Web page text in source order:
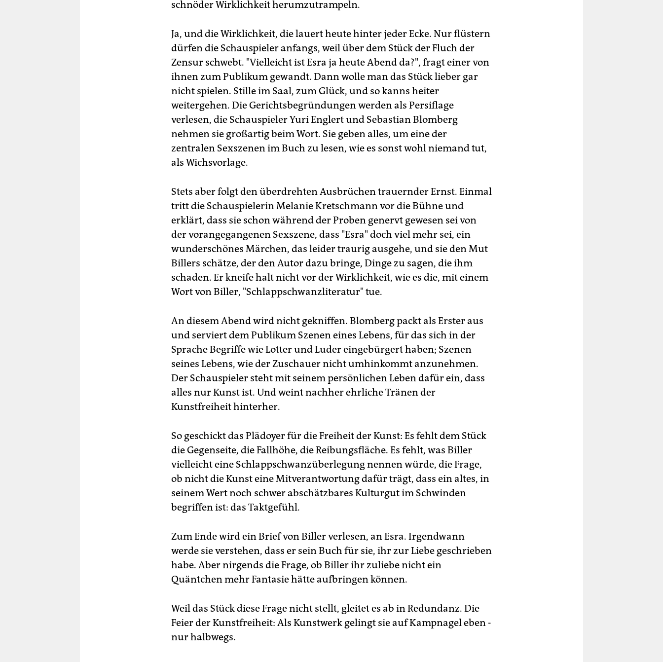
schnöder Wirklichkeit herumzutrampeln.
Ja, und die Wirklichkeit, die lauert heute hinter jeder Ecke. Nur flüstern
dürfen die Schauspieler anfangs, weil über dem Stück der Fluch der
Zensur schwebt. "Vielleicht ist Esra ja heute Abend da?", fragt einer von
ihnen zum Publikum gewandt. Dann wolle man das Stück lieber gar
nicht spielen. Stille im Saal, zum Glück, und so kanns heiter
weitergehen. Die Gerichtsbegründungen werden als Persiflage
verlesen, die Schauspieler Yuri Englert und Sebastian Blomberg
nehmen sie großartig beim Wort. Sie geben alles, um eine der
zentralen Sexszenen im Buch zu lesen, wie es sonst wohl niemand tut,
als Wichsvorlage.
Stets aber folgt den überdrehten Ausbrüchen trauernder Ernst. Einmal
tritt die Schauspielerin Melanie Kretschmann vor die Bühne und
erklärt, dass sie schon während der Proben genervt gewesen sei von
der vorangegangenen Sexszene, dass "Esra" doch viel mehr sei, ein
wunderschönes Märchen, das leider traurig ausgehe, und sie den Mut
Billers schätze, der den Autor dazu bringe, Dinge zu sagen, die ihm
schaden. Er kneife halt nicht vor der Wirklichkeit, wie es die, mit einem
Wort von Biller, "Schlappschwanzliteratur" tue.
An diesem Abend wird nicht gekniffen. Blomberg packt als Erster aus
und serviert dem Publikum Szenen eines Lebens, für das sich in der
Sprache Begriffe wie Lotter und Luder eingebürgert haben; Szenen
seines Lebens, wie der Zuschauer nicht umhinkommt anzunehmen.
Der Schauspieler steht mit seinem persönlichen Leben dafür ein, dass
alles nur Kunst ist. Und weint nachher ehrliche Tränen der
Kunstfreiheit hinterher.
So geschickt das Plädoyer für die Freiheit der Kunst: Es fehlt dem Stück
die Gegenseite, die Fallhöhe, die Reibungsfläche. Es fehlt, was Biller
vielleicht eine Schlappschwanzüberlegung nennen würde, die Frage,
ob nicht die Kunst eine Mitverantwortung dafür trägt, dass ein altes, in
seinem Wert noch schwer abschätzbares Kulturgut im Schwinden
begriffen ist: das Taktgefühl.
Zum Ende wird ein Brief von Biller verlesen, an Esra. Irgendwann
werde sie verstehen, dass er sein Buch für sie, ihr zur Liebe geschrieben
habe. Aber nirgends die Frage, ob Biller ihr zuliebe nicht ein
Quäntchen mehr Fantasie hätte aufbringen können.
Weil das Stück diese Frage nicht stellt, gleitet es ab in Redundanz. Die
Feier der Kunstfreiheit: Als Kunstwerk gelingt sie auf Kampnagel eben -
nur halbwegs.